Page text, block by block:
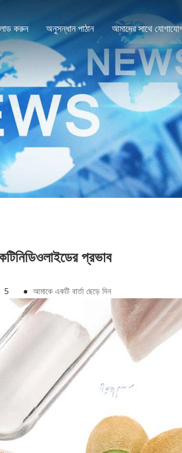
করুন অনুসন্ধান পাঠান আমাদের সাথে
প্রভাব
5 ● আমাকে একটি বার্তা ছেড়ে দিন